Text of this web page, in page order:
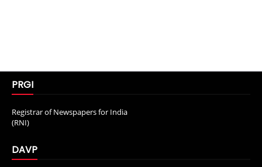
PRGI
Registrar of Newspapers for India
(RNI)
DAVP